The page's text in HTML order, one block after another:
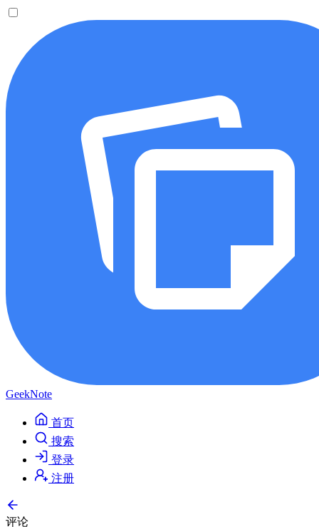
GeekNote
首页
搜索
登录
注册
评论